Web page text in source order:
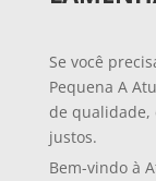
Se você
Pequena A
de qualidade,
justos.
Bem-vindo à